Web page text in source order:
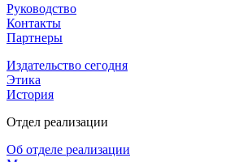
Руководство
Контакты
Партнеры
Издательство сегодня
Этика
История
Отдел реализации
Об отделе реализации